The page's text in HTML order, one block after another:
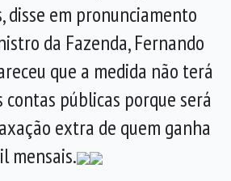
disse em pronunciamento
da Fazenda, Fernando
que a medida não terá
contas públicas porque será
extra de quem ganha
mensais.